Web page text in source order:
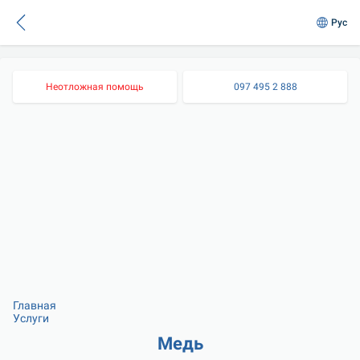
Рус
Неотложная помощь 097 495 2 888
Главная
Услуги
Медь